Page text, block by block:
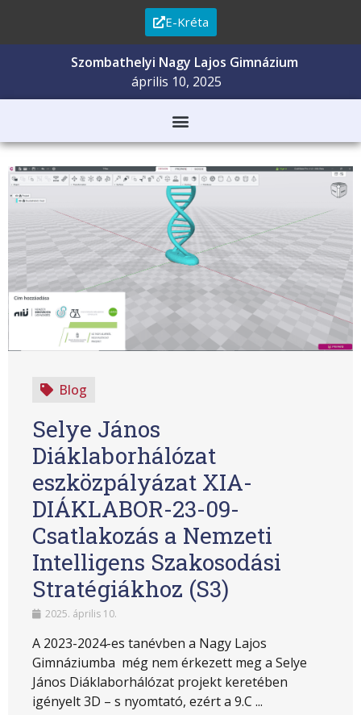
E-Kréta
Szombathelyi Nagy Lajos Gimnázium
április 10, 2025
Blog
Selye János
Diáklaborhálózat
eszközpályázat XIA-
DIÁKLABOR-23-09-
Csatlakozás a Nemzeti
Intelligens Szakosodási
Stratégiákhoz (S3)
2025. április 10.
A 2023-2024-es tanévben a Nagy Lajos
Gimnáziumba még nem érkezett meg a Selye
János Diáklaborhálózat projekt keretében
igényelt 3D – s nyomtató, ezért a 9.C ...